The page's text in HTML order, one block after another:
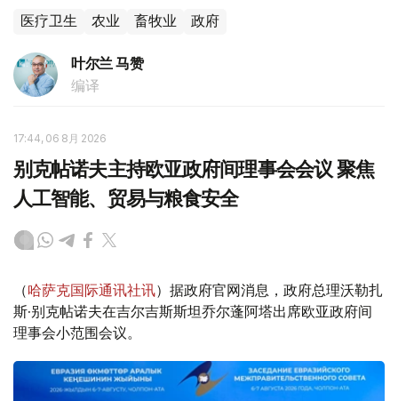
医疗卫生 农业 畜牧业 政府
叶尔兰 马赞
编译
17:44, 06 8月 2026
别克帖诺夫主持欧亚政府间理事会会议 聚焦
人工智能、贸易与粮食安全
（哈萨克国际通讯社讯）据政府官网消息，政府总理沃勒扎
斯·别克帖诺夫在吉尔吉斯斯坦乔尔蓬阿塔出席欧亚政府间
理事会小范围会议。